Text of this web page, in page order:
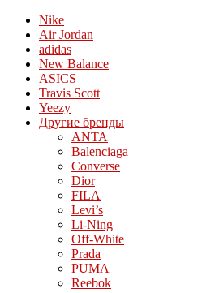
Nike
Air Jordan
adidas
New Balance
ASICS
Travis Scott
Yeezy
Другие бренды
ANTA
Balenciaga
Converse
Dior
FILA
Levi’s
Li-Ning
Off-White
Prada
PUMA
Reebok